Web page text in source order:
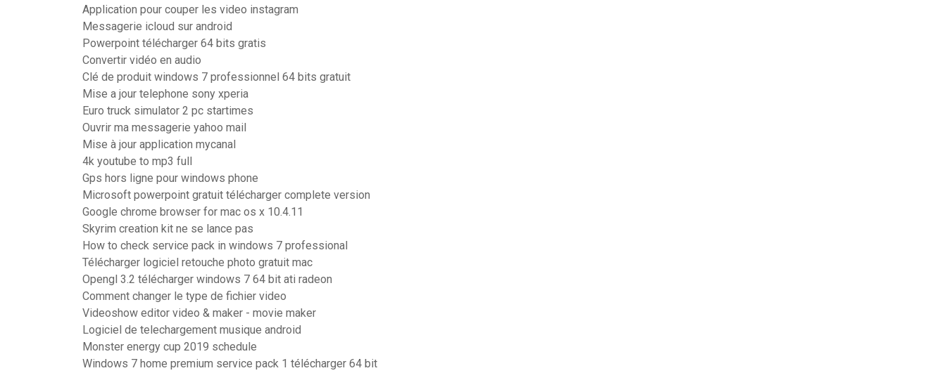
Application pour couper les video instagram
Messagerie icloud sur android
Powerpoint télécharger 64 bits gratis
Convertir vidéo en audio
Clé de produit windows 7 professionnel 64 bits gratuit
Mise a jour telephone sony xperia
Euro truck simulator 2 pc startimes
Ouvrir ma messagerie yahoo mail
Mise à jour application mycanal
4k youtube to mp3 full
Gps hors ligne pour windows phone
Microsoft powerpoint gratuit télécharger complete version
Google chrome browser for mac os x 10.4.11
Skyrim creation kit ne se lance pas
How to check service pack in windows 7 professional
Télécharger logiciel retouche photo gratuit mac
Opengl 3.2 télécharger windows 7 64 bit ati radeon
Comment changer le type de fichier video
Videoshow editor video & maker - movie maker
Logiciel de telechargement musique android
Monster energy cup 2019 schedule
Windows 7 home premium service pack 1 télécharger 64 bit